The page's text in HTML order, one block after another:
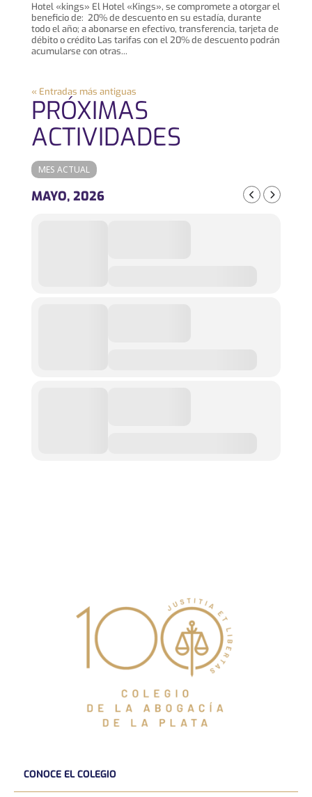
Hotel «kings» El Hotel «Kings», se compromete a otorgar el
beneficio de: 20% de descuento en su estadía, durante
todo el año; a abonarse en efectivo, transferencia, tarjeta de
débito o crédito Las tarifas con el 20% de descuento podrán
acumularse con otras...
« Entradas más antiguas
PRÓXIMAS
ACTIVIDADES
MES ACTUAL
MAYO, 2026
CONOCE EL COLEGIO